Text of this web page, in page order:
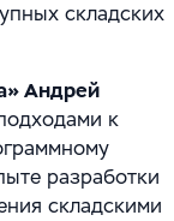
складских
Андрей
к
разработки
складскими